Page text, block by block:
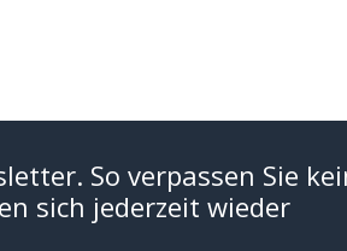
So verpassen Sie
sich jederzeit wieder